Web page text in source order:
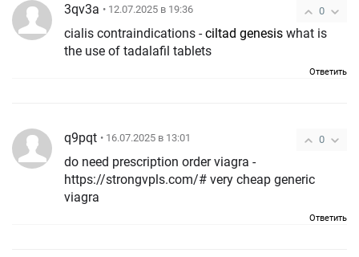
0
3qv3a • 12.07.2025 в 19:36
cialis contraindications -ciltad genesis what is
the use of tadalafil tablets
Ответить
0
q9pqt • 16.07.2025 в 13:01
do need prescription order viagra -
https://strongvpls.com/# very cheap generic
viagra
Ответить